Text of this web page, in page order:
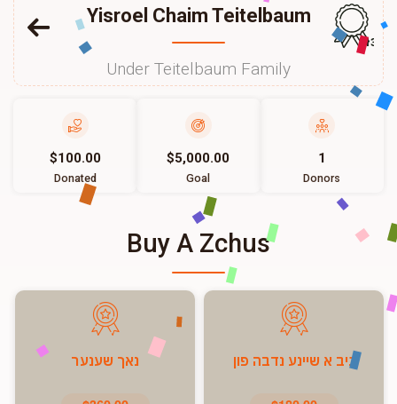
Yisroel Chaim Teitelbaum
Under Teitelbaum Family
139
$100.00
Donated
$5,000.00
Goal
1
Donors
Buy A Zchus
גיב א שיינע נדבה פון נאך שענער